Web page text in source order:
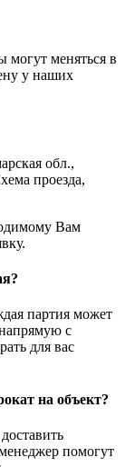
могут меняться в
у наших
обл.,
проезда,
Вам
партия может
с
для вас
на объект?
помогут